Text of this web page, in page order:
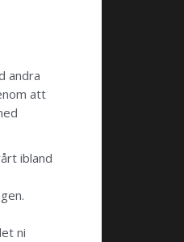
andra
att
ibland
ni